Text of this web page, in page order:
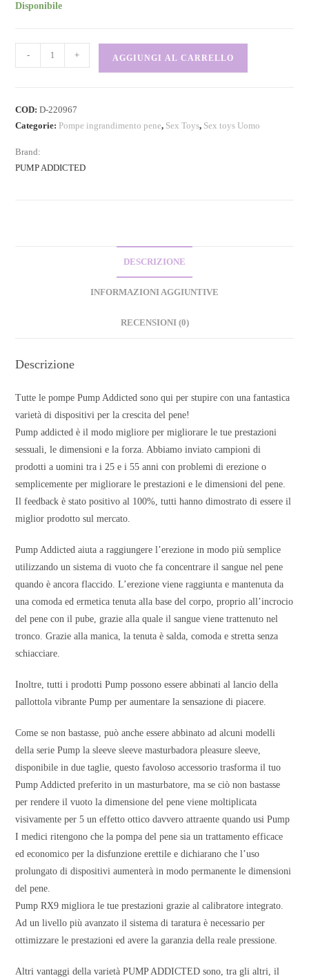
Disponibile
- + AGGIUNGI AL CARRELLO
COD:D-220967
Categorie: Pompe ingrandimento pene, Sex Toys, Sex toys Uomo
Brand:
PUMP ADDICTED
DESCRIZIONE
INFORMAZIONI AGGIUNTIVE
RECENSIONI (0)
Descrizione
Tutte le pompe Pump Addicted sono qui per stupire con una fantastica
varietà di dispositivi per la crescita del pene!
Pump addicted è il modo migliore per migliorare le tue prestazioni
sessuali, le dimensioni e la forza. Abbiamo inviato campioni di
prodotti a uomini tra i 25 e i 55 anni con problemi di erezione o
semplicemente per migliorare le prestazioni e le dimensioni del pene.
Il feedback è stato positivo al 100%, tutti hanno dimostrato di essere il
miglior prodotto sul mercato.
Pump Addicted aiuta a raggiungere l’erezione in modo più semplice
utilizzando un sistema di vuoto che fa concentrare il sangue nel pene
quando è ancora flaccido. L’erezione viene raggiunta e mantenuta da
una comoda ed ermetica tenuta alla base del corpo, proprio all’incrocio
del pene con il pube, grazie alla quale il sangue viene trattenuto nel
tronco. Grazie alla manica, la tenuta è salda, comoda e stretta senza
schiacciare.
Inoltre, tutti i prodotti Pump possono essere abbinati al lancio della
pallottola vibrante Pump per aumentare la sensazione di piacere.
Come se non bastasse, può anche essere abbinato ad alcuni modelli
della serie Pump la sleeve sleeve masturbadora pleasure sleeve,
disponibile in due taglie, questo favoloso accessorio trasforma il tuo
Pump Addicted preferito in un masturbatore, ma se ciò non bastasse
per rendere il vuoto la dimensione del pene viene moltiplicata
visivamente per 5 un effetto ottico davvero attraente quando usi Pump
I medici ritengono che la pompa del pene sia un trattamento efficace
ed economico per la disfunzione erettile e dichiarano che l’uso
prolungato di dispositivi aumenterà in modo permanente le dimensioni
del pene.
Pump RX9 migliora le tue prestazioni grazie al calibratore integrato.
Ad un livello più avanzato il sistema di taratura è necessario per
ottimizzare le prestazioni ed avere la garanzia della reale pressione.
Altri vantaggi della varietà PUMP ADDICTED sono, tra gli altri, il